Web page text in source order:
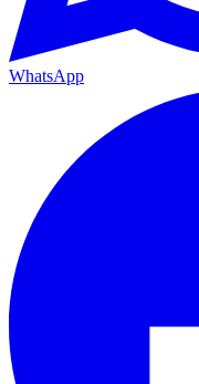
WhatsApp